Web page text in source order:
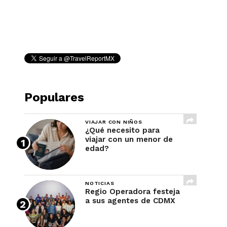
Populares
VIAJAR CON NIÑOS
¿Qué necesito para
viajar con un menor de
edad?
NOTICIAS
Regio Operadora festeja
a sus agentes de CDMX